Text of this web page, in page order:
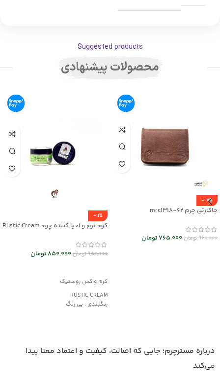
Suggested products
محصولات پیشنهادی
-20%
جاکارتی چرم mrc1318-62
960,000تومان765,000تومان
-11%
کرم نرم و احیا کننده چرم Rustic Cream
950,000تومان850,000تومان
کرم واکس روستیک
RUSTIC CREAM
رنگبندی : بی رنگ
مناسب کیف و کفش، پوشاک و مبلمان
درباره مسترچرم؛ جایی که اصالت، کیفیت و اعتماد معنا پیدا
می‌کند